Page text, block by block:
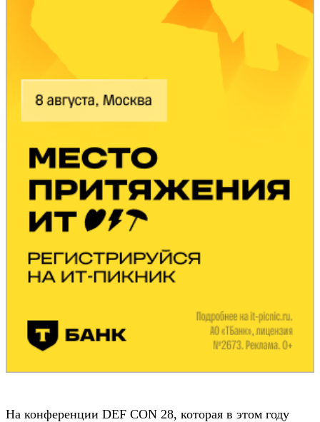
На конференции DEF CON 28, которая в этом году